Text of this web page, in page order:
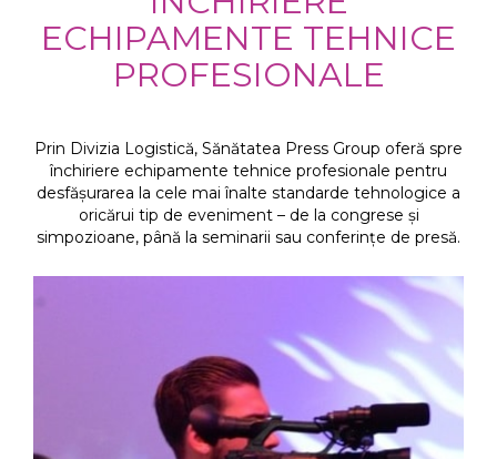
ECHIPAMENTE TEHNICE
PROFESIONALE
Prin Divizia Logistică, Sănătatea Press Group oferă spre
închiriere echipamente tehnice profesionale pentru
desfășurarea la cele mai înalte standarde tehnologice a
oricărui tip de eveniment – de la congrese și
simpozioane, până la seminarii sau conferințe de presă.